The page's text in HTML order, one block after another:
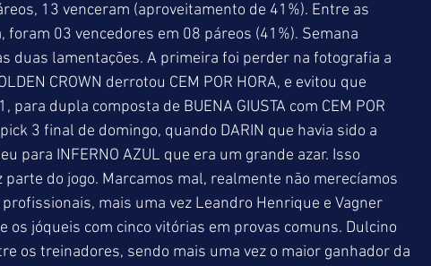
13 venceram (aproveitamento de 41%). Entre as
03 vencedores em 08 páreos (41%). Semana
duas lamentações. A primeira foi perder na fotografia a
CROWN derrotou CEM POR HORA, e evitou que
dupla composta de BUENA GIUSTA com CEM POR
3 final de domingo, quando DARIN que havia sido a
para INFERNO AZUL que era um grande azar. Isso
do jogo. Marcamos mal, realmente não merecíamos
mais uma vez Leandro Henrique e Vagner
os jóqueis com cinco vitórias em provas comuns. Dulcino
os treinadores, sendo mais uma vez o maior ganhador da